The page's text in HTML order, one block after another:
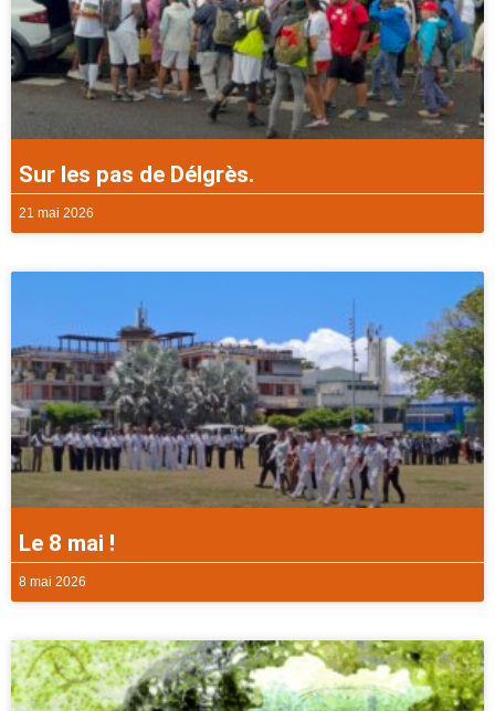
Sur les pas de Délgrès.
21 mai 2026
Le 8 mai !
8 mai 2026